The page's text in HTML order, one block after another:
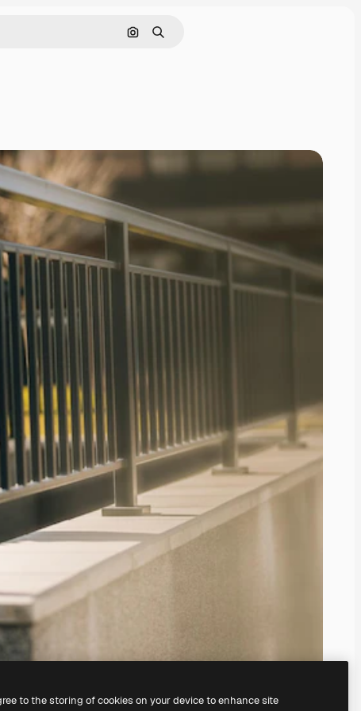
Pesquisar por imagem
Buscar
to the storing of cookies on your device to enhance site